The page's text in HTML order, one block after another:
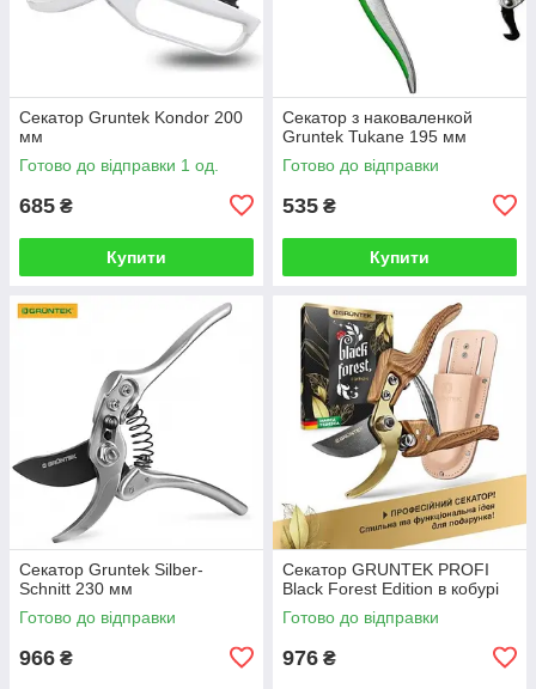
Секатор Gruntek Kondor 200
мм
Готово до відправки 1 од.
685 ₴
Купити
Секатор з наковаленкой
Gruntek Tukane 195 мм
Готово до відправки
535 ₴
Купити
Секатор Gruntek Silber-
Schnitt 230 мм
Готово до відправки
966 ₴
Секатор GRUNTEK PROFI
Black Forest Edition в кобурі
Готово до відправки
976 ₴